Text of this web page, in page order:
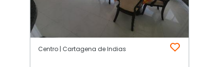
Centro | Cartagena de Indias